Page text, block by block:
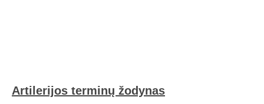
Artilerijos terminų žodynas